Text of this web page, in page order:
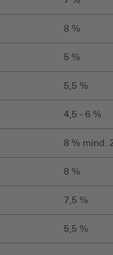
8 %
5 %
5,5 %
4,5 - 6 %
8 % mind.
8 %
7,5 %
5,5 %